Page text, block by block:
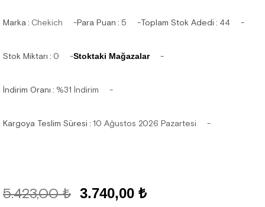
Marka : Chekich Para Puan : 5 Toplam Stok Adedi : 44
Stok Miktarı : 0 Stoktaki Mağazalar
İndirim Oranı : %31 İndirim
Kargoya Teslim Süresi : 10 Ağustos 2026 Pazartesi
5.423,00 ₺ 3.740,00 ₺